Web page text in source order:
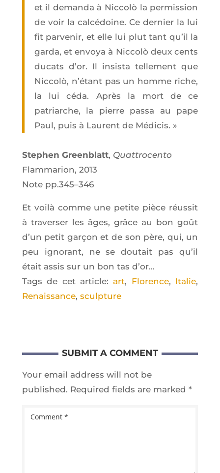
et il deman­da à Nic­colò la per­mis­sion
de voir la cal­cé­doine. Ce der­nier la lui
fit par­ve­nir, et elle lui plut tant qu’il la
gar­da, et envoya à Nic­colò deux cents
ducats d’or. Il insis­ta tel­le­ment que
Nic­colò, n’é­tant pas un homme riche,
la lui céda. Après la mort de ce
patriarche, la pierre pas­sa au pape
Paul, puis à Laurent de Médicis. »
Ste­phen Green­blatt, Quat­tro­cen­to
Flam­ma­rion, 2013
Note pp.345–346
Et voi­là comme une petite pièce réus­sit
à tra­ver­ser les âges, grâce au bon goût
d’un petit gar­çon et de son père, qui, un
peu igno­rant, ne se dou­tait pas qu’il
était assis sur un bon tas d’or…
Tags de cet article:art, Florence, Italie,
Renaissance, sculpture
SUBMIT A COMMENT
Your email address will not be
published. Required fields are marked *